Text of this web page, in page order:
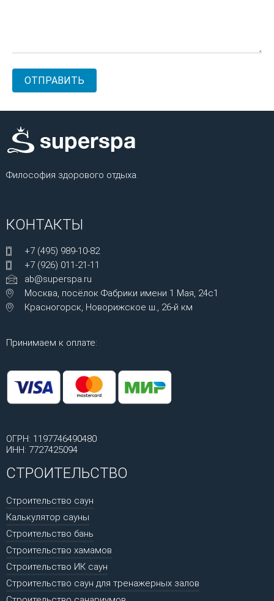
Философия здорового отдыха.
КОНТАКТЫ
+7 (495) 989-10-82
+7 (926) 011-21-11
ab@superspa.ru
Москва, посёлок Фабрики имени 1 Мая, 24с1
Красногорск, Новорижское ш., 26-й км
Принимаем к оплате:
ОГРН: 1197746490480
ИНН: 7727425094
СТРОИТЕЛЬСТВО
Строительство саун
Калькулятор сауны
Строительство бань
Строительство хамамов
Строительство ИК саун
Строительство саун для тренажерных залов